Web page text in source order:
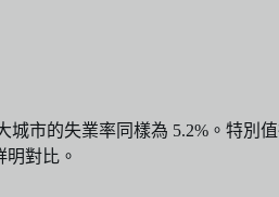
市的失業率同樣為 5.2%。特別
對比。